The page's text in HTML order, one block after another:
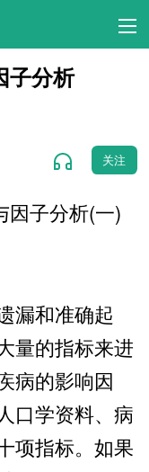
子分析
关注
子分析(一)
和准确起
量的指标来进
病的影响因
口学资料、病
项指标。如果